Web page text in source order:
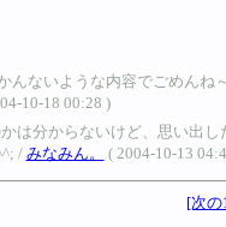
んないような内容でごめん
10-18 00:28 )
は分からないけど、思い出
/ みなみん。 ( 2004-10-13
[次